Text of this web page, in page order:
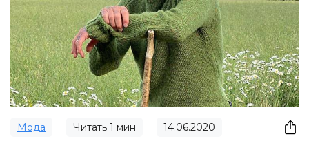
Мода Читать 1 мин 14.06.2020